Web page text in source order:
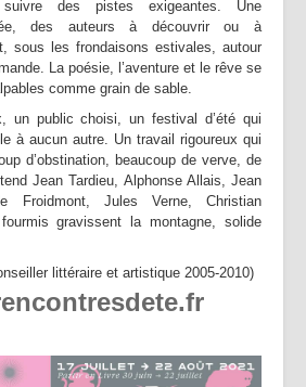
des pistes exigeantes. Une
des auteurs à découvrir ou à
sous les frondaisons estivales, autour
La poésie, l’aventure et le rêve se
comme grain de sable.
un public choisi, un festival d’été qui
à aucun autre. Un travail rigoureux qui
d’obstination, beaucoup de verve, de
Jean Tardieu, Alphonse Allais, Jean
Froidmont, Jules Verne, Christian
gravissent la montagne, solide
littéraire et artistique 2005-2010)